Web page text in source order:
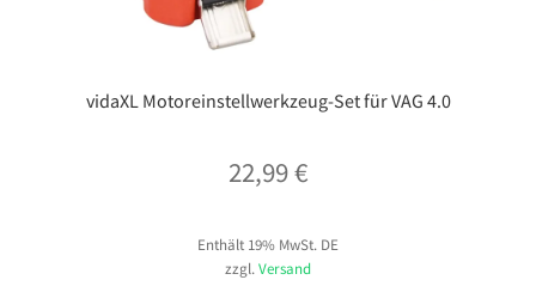
vidaXL Motoreinstellwerkzeug-Set für VAG 4.0
22,99€
Enthält 19% MwSt. DE
zzgl.Versand